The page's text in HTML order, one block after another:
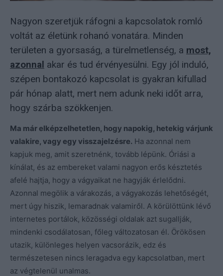
Nagyon szeretjük ráfogni a kapcsolatok romló
voltát az életünk rohanó vonatára. Minden
területen a gyorsaság, a türelmetlenség, a most,
azonnal akar és tud érvényesülni. Egy jól induló,
szépen bontakozó kapcsolat is gyakran kifullad
pár hónap alatt, mert nem adunk neki időt arra,
hogy szárba szökkenjen.
Ma már elképzelhetetlen, hogy napokig, hetekig várjunk
valakire, vagy egy visszajelzésre. Ha azonnal nem
kapjuk meg, amit szeretnénk, tovább lépünk. Óriási a
kínálat, és az embereket valami nagyon erős késztetés
afelé hajtja, hogy a vágyaikat ne hagyják érlelődni.
Azonnal megölik a várakozás, a vágyakozás lehetőségét,
mert úgy hiszik, lemaradnak valamiről. A körülöttünk lévő
internetes portálok, közösségi oldalak azt sugallják,
mindenki csodálatosan, főleg változatosan él. Örökösen
utazik, különleges helyen vacsorázik, edz és
természetesen nincs leragadva egy kapcsolatban, mert
az végtelenül unalmas.